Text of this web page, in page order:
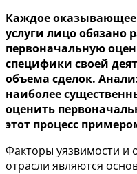
Каждое оказывающее
услуги лицо обязано
первоначальную
специфики своей
объема сделок.
наиболее
оценить
этот процесс
Факторы уязвимости и
отрасли являются